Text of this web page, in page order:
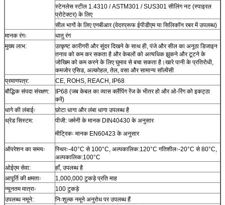
स्टेनलेस स्टील 1.4310 / ASTM301 / SUS301 सीलिंग नट (स्पाइरल
प्रोटेक्टर) के लिए
सील भागों के लिए एनबीआर (वेदरप्रूफ ईपीडीएम या सिलिकॉन रबर में उपलब्ध)
मानक रंगः
धातु रंग
मुख्य लाभ:
उत्कृष्ट कारीगरी और सुंदर दिखने के साथ ही, पंजे और सील का अनूठा डिजाइन
तनाव को कम कर सकता है और केबलों को अत्यधिक झुकने और टूटने के
जोखिम को कम करने के लिए घुमाव से बचा सकता है।खारे पानी के प्रतिरोधी,
कमजोर एसिड, अल्कोहल, तेल, वसा और सामान्य सॉल्वेंसी
प्रमाणपत्र:
CE, ROHS, REACH, IP68
बौद्धिक संपदा संरक्षण:
IP68 (जब केबल का व्यास क्लैंपिंग रेंज के भीतर हो और ओ-रिंग को इकट्ठा
करें)
धागे की लंबाईः
छोटा धागा और लंबा धागा उपलब्ध है
थ्रेड सिस्टम:
पीजी: जर्मनी के मानक DIN40430 के अनुसार
मीट्रिकः मानक EN60423 के अनुसार
ऑपरेशन का समयः
स्थिरः-40°C से 100°C, अल्पकालिक:120°C गतिशीलः-20°C से 80°C,
अल्पकालिक:100°C
ओईएम सेवा:
हाँ, उपलब्ध है
आपूर्ति की क्षमताः
1,000,000 टुकड़े प्रति माह
न्यूनतम मात्राः
100 टुकड़े
उपलब्ध नमूने:
निःशुल्क नमूने अनुरोध पर उपलब्ध हैं